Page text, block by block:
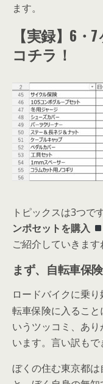
ます。
【実録】6
コチラ！
トピックスは3つで
ンポセットを購入
ご紹介していきます
まず、自転車保
ロードバイクに乗
転車保険に入ること
いうツッコミ、あ
います。言い訳もで
ぼくの住む東京都